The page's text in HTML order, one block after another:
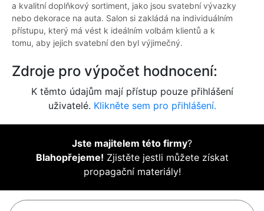
a kvalitní doplňkový sortiment, jako jsou svatební vývazky
nebo dekorace na auta. Salon si zakládá na individuálním
přístupu, který má vést k ideálním volbám klientů a k
tomu, aby jejich svatební den byl výjimečný.
Zdroje pro výpočet hodnocení:
K těmto údajům mají přístup pouze přihlášení
uživatelé. Klikněte sem pro přihlášení.
Jste majitelem této firmy?
Blahopřejeme! Zjistěte jestli můžete získat
propagační materiály!